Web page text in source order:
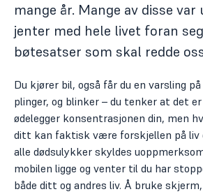
mange år. Mange av disse
jenter med hele livet foran
bøtesatser som skal redde
Du kjører bil, også får du en varsling
plinger, og blinker – du tenker at det
ødelegger konsentrasjonen din, men
ditt kan faktisk være forskjellen på liv
alle dødsulykker skyldes
mobilen ligge og venter til du har
både ditt og andres liv. Å bruke